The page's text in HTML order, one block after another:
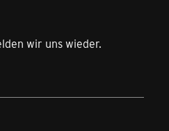
wir uns wieder.